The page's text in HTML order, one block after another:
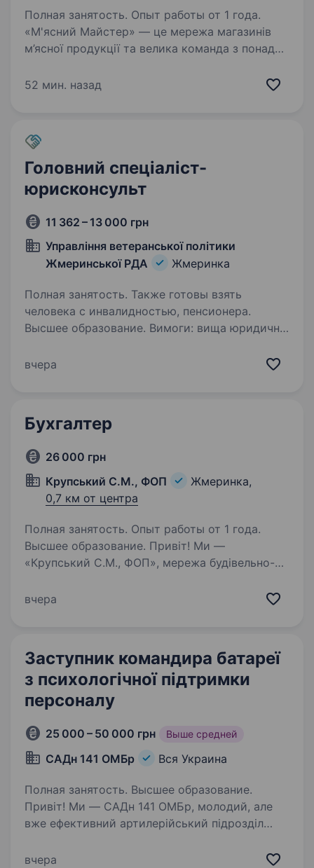
Полная занятость. Опыт работы от 1 года.
«М'ясний Майстер» — це мережа магазинів
м’ясної продукції та велика команда з понад
зробити свіже й якісне м’ясо доступним
52 мин. назад
Головний спеціаліст-
юрисконсульт
11 362 – 13 000 грн
Управління ветеранської політики
Жмеринської РДА
Жмеринка
Полная занятость. Также готовы взять
человека с инвалидностью, пенсионера.
Высшее образование. Вимоги: вища юридична
Офіційне працевлаштування та всі соціальні
вчера
Бухгалтер
26 000 грн
Крупський С.М., ФОП
Жмеринка,
0,7 км от центра
Полная занятость. Опыт работы от 1 года.
Высшее образование. Привіт! Ми —
«Крупський С.М., ФОП», мережа будівельно-
прагне стати ще кращою. Запрошуємо
вчера
Заступник командира батареї
з психологічної підтримки
персоналу
25 000 – 50 000 грн Выше средней
САДн 141 ОМБр Вся Украина
Полная занятость. Высшее образование.
Привіт! Ми — САДн 141 ОМБр, молодий, але
вже ефективний артилерійський підрозділ
знищувати ворога найсучаснішими методами,
вчера